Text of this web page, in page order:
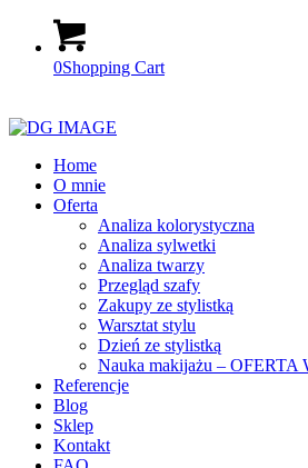
0Shopping Cart
Home
O mnie
Oferta
Analiza kolorystyczna
Analiza sylwetki
Analiza twarzy
Przegląd szafy
Zakupy ze stylistką
Warsztat stylu
Dzień ze stylistką
Nauka makijażu – OFERTA
Referencje
Blog
Sklep
Kontakt